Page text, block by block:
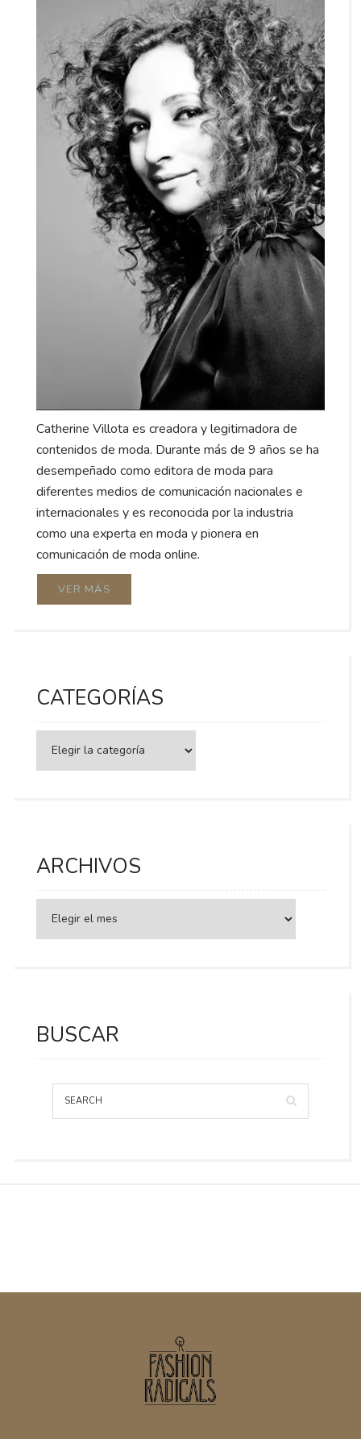
Catherine Villota es creadora y legitimadora de
contenidos de moda. Durante más de 9 años se ha
desempeñado como editora de moda para
diferentes medios de comunicación nacionales e
internacionales y es reconocida por la industria
como una experta en moda y pionera en
comunicación de moda online.
VER MÁS
CATEGORÍAS
ARCHIVOS
BUSCAR